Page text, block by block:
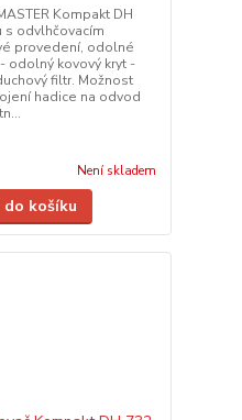
Kompakt DH
s odvlhčovacím
provedení, odolné
odolný kovový kryt -
filtr. Možnost
hadice na odvod
Není skladem
košíku